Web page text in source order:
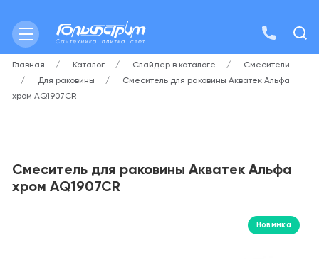
Главная Каталог Слайдер в каталоге
Смесители
Для раковины
Смеситель для раковины Акватек Альфа
хром AQ1907CR
Смеситель для раковины Акватек Альфа
хром AQ1907CR
Новинка